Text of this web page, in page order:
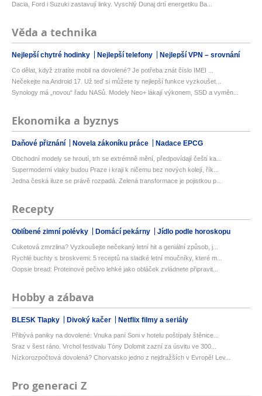
Dacia, Ford i Suzuki zastavují linky. Vyschlý Dunaj drtí energetiku Ba...
Věda a technika
Nejlepší chytré hodinky Nejlepší telefony Nejlepší VPN – srovnání
Co dělat, když ztratíte mobil na dovolené? Je potřeba znát číslo IMEI ...
Nečekejte na Android 17. Už teď si můžete ty nejlepší funkce vyzkoušet...
Synology má „novou“ řadu NASů. Modely Neo+ lákají výkonem, SSD a vyměn...
Ekonomika a byznys
Daňové přiznání Novela zákoníku práce Nadace EPCG
Obchodní modely se hroutí, trh se extrémně mění, předpovídají čeští ka...
Supermoderní vlaky budou Praze i kraji k ničemu bez nových kolejí, řík...
Jedna česká iluze se právě rozpadá. Zelená transformace je pojistkou p...
Recepty
Oblíbené zimní polévky Domácí pekárny Jídlo podle horoskopu
Cuketová zmrzlina? Vyzkoušejte nečekaný letní hit a geniální způsob, j...
Rychlé buchty s broskvemi: 5 receptů na sladké letní moučníky, které m...
Oopsie bread: Proteinové pečivo lehké jako obláček zvládnete připravit...
Hobby a zábava
BLESK Tlapky Divoký kačer Netflix filmy a seriály
Přibývá paniky na dovolené: Vnuka paní Soni v hotelu poštípaly štěnice...
Sraz v šest ráno. Vrchol festivalu Tóny Dolomit zazní za úsvitu ve 300...
Nízkorozpočtová dovolená? Chorvatsko jedno z nejdražších v Evropě! Lev...
Pro generaci Z